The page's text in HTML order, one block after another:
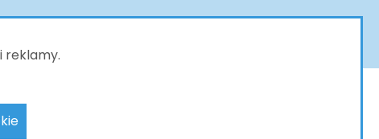
reklamy.
w naszym sklepie online będą przyjmowane
i dziękujemy za Państwa wyrozumiałość .